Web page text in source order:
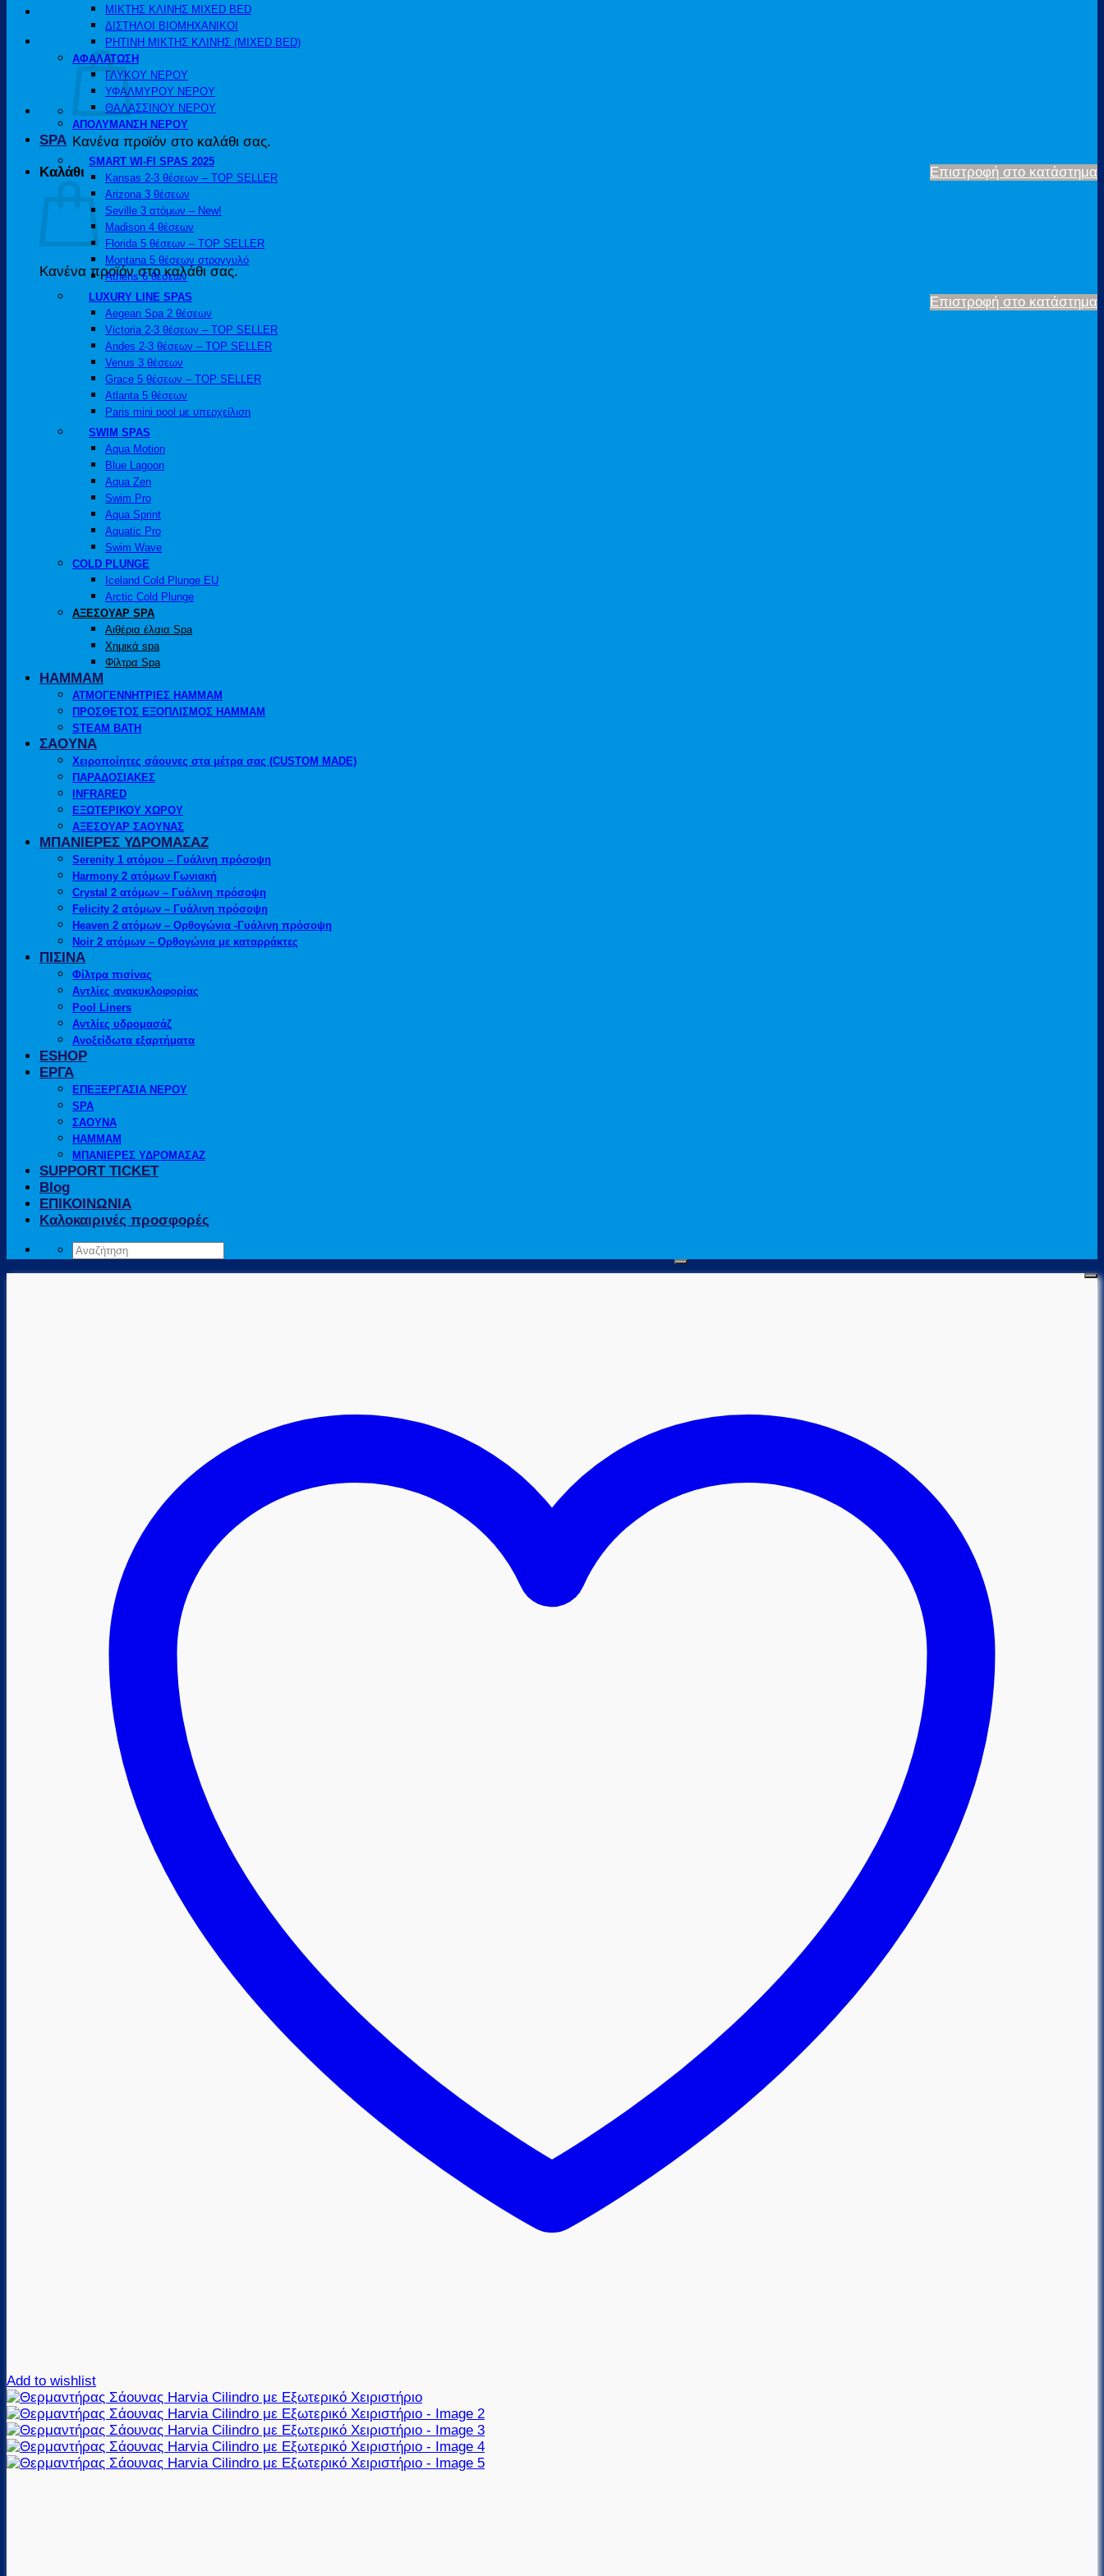
Κανένα προϊόν στο καλάθι σας.
Επιστροφή στο κατάστημα
Καλάθι
Κανένα προϊόν στο καλάθι σας.
Επιστροφή στο κατάστημα
ΜΙΚΤΗΣ ΚΛΙΝΗΣ MIXED BED
ΔΙΣΤΗΛΟΙ ΒΙΟΜΗΧΑΝΙΚΟΙ
ΡΗΤΙΝΗ ΜΙΚΤΗΣ ΚΛΙΝΗΣ (MIXED BED)
ΑΦΑΛΑΤΩΣΗ
ΓΛΥΚΟΥ ΝΕΡΟΥ
ΥΦΑΛΜΥΡΟΥ ΝΕΡΟΥ
ΘΑΛΑΣΣΙΝΟΥ ΝΕΡΟΥ
ΑΠΟΛΥΜΑΝΣΗ ΝΕΡΟΥ
SPA
SMART WI-FI SPAS 2025
Kansas 2-3 θέσεων – TOP SELLER
Arizona 3 θέσεων
Seville 3 ατόμων – New!
Madison 4 θέσεων
Florida 5 θέσεων – TOP SELLER
Montana 5 θέσεων στρογγυλό
Athens 6 θέσεων
LUXURY LINE SPAS
Aegean Spa 2 θέσεων
Victoria 2-3 θέσεων – TOP SELLER
Andes 2-3 θέσεων – TOP SELLER
Venus 3 θέσεων
Grace 5 θέσεων – TOP SELLER
Atlanta 5 θέσεων
Paris mini pool με υπερχείλιση
SWIM SPAS
Aqua Motion
Blue Lagoon
Aqua Zen
Swim Pro
Aqua Sprint
Aquatic Pro
Swim Wave
COLD PLUNGE
Iceland Cold Plunge EU
Arctic Cold Plunge
ΑΞΕΣΟΥΑΡ SPA
Αιθέρια έλαια Spa
Χημικά spa
Φίλτρα Spa
HAMMAM
ΑΤΜΟΓΕΝΝΗΤΡΙΕΣ HAMMAM
ΠΡΟΣΘΕΤΟΣ ΕΞΟΠΛΙΣΜΟΣ HAMMAM
STEAM BATH
ΣΑΟΥΝΑ
Χειροποίητες σάουνες στα μέτρα σας (CUSTOM MADE)
ΠΑΡΑΔΟΣΙΑΚΕΣ
INFRARED
ΕΞΩΤΕΡΙΚΟΥ ΧΩΡΟΥ
ΑΞΕΣΟΥΑΡ ΣΑΟΥΝΑΣ
ΜΠΑΝΙΕΡΕΣ ΥΔΡΟΜΑΣΑΖ
Serenity 1 ατόμου – Γυάλινη πρόσοψη
Harmony 2 ατόμων Γωνιακή
Crystal 2 ατόμων – Γυάλινη πρόσοψη
Felicity 2 ατόμων – Γυάλινη πρόσοψη
Heaven 2 ατόμων – Ορθογώνια -Γυάλινη πρόσοψη
Noir 2 ατόμων – Ορθογώνια με καταρράκτες
ΠΙΣΙΝΑ
Φίλτρα πισίνας
Αντλίες ανακυκλοφορίας
Pool Liners
Αντλίες υδρομασάζ
Ανοξείδωτα εξαρτήματα
ESHOP
ΕΡΓΑ
ΕΠΕΞΕΡΓΑΣΙΑ ΝΕΡΟΥ
SPA
ΣΑΟΥΝΑ
HAMMAM
ΜΠΑΝΙΕΡΕΣ ΥΔΡΟΜΑΣΑΖ
SUPPORT TICKET
Blog
ΕΠΙΚΟΙΝΩΝΙΑ
Καλοκαιρινές προσφορές
Αναζήτηση
Add to wishlist